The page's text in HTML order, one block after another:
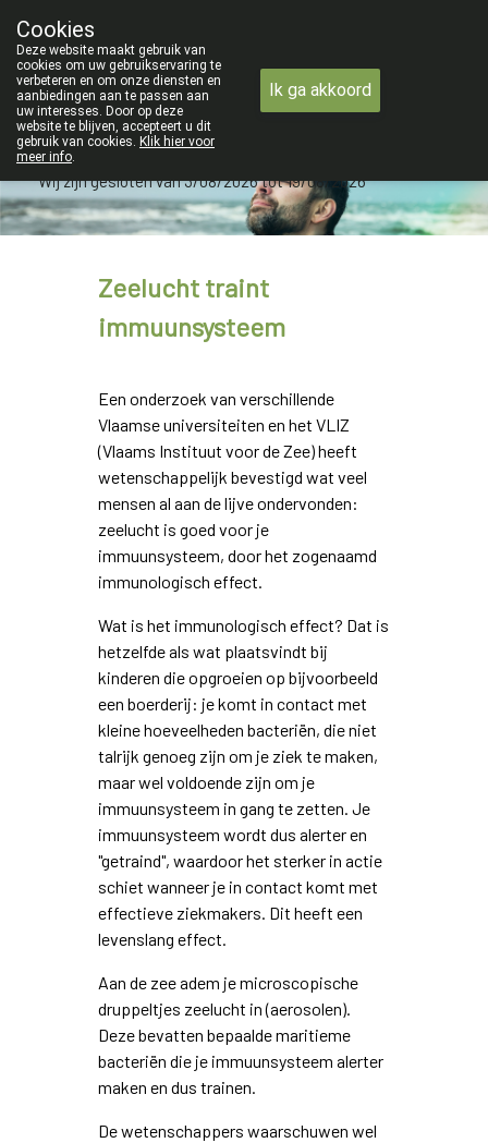
09 228 32 36
Wij zijn gesloten van 3/08/2026 tot 19/08/2026
Zeelucht traint
immuunsysteem
Een onderzoek van verschillende
Vlaamse universiteiten en het VLIZ
(Vlaams Instituut voor de Zee) heeft
wetenschappelijk bevestigd wat veel
mensen al aan de lijve ondervonden:
zeelucht is goed voor je
immuunsysteem, door het zogenaamd
immunologisch effect.
Wat is het immunologisch effect? Dat is
hetzelfde als wat plaatsvindt bij
kinderen die opgroeien op bijvoorbeeld
een boerderij: je komt in contact met
kleine hoeveelheden bacteriën, die niet
talrijk genoeg zijn om je ziek te maken,
maar wel voldoende zijn om je
immuunsysteem in gang te zetten. Je
immuunsysteem wordt dus alerter en
"getraind", waardoor het sterker in actie
schiet wanneer je in contact komt met
effectieve ziekmakers. Dit heeft een
levenslang effect.
Aan de zee adem je microscopische
druppeltjes zeelucht in (aerosolen).
Deze bevatten bepaalde maritieme
bacteriën die je immuunsysteem alerter
maken en dus trainen.
De wetenschappers waarschuwen wel
Cookies
Deze website maakt gebruik van
cookies om uw gebruikservaring te
verbeteren en om onze diensten en
aanbiedingen aan te passen aan
uw interesses. Door op deze
website te blijven, accepteert u dit
gebruik van cookies. Klik hier voor
meer info.
Ik ga akkoord